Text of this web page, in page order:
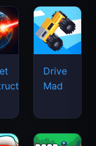
Drive
Mad